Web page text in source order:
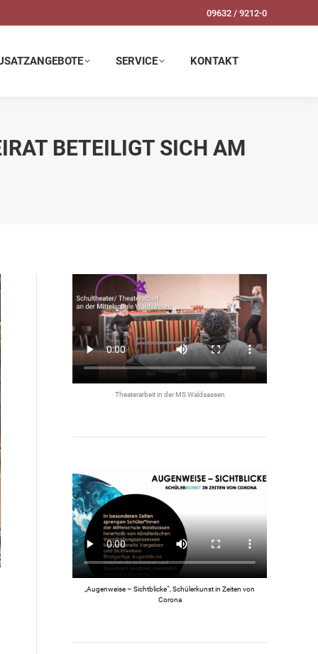
09632 / 9212-0
SERVICE KONTAKT
BETEILIGT SICH AM
Theaterarbeit in der MS Waldsassen
„Augenweise – Sichtblicke“, Schülerkunst in Zeiten von
Corona